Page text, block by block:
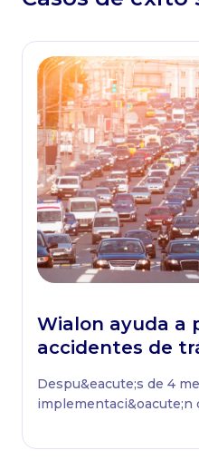
Wialon ayuda a
accidentes de
Despu&eacute;s de 4
implementaci&oacute;n